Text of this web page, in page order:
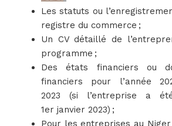
Les statuts ou
registre du commerce ;
Un CV détaillé de
programme ;
Des états financiers ou
financiers pour l’année
2023 (si l’entreprise a
1er janvier 2023) ;
Pour les entreprises au